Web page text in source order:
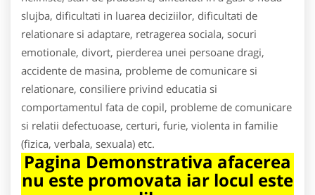
slujba, dificultati in luarea deciziilor, dificultati de
relationare si adaptare, retragerea sociala, socuri
emotionale, divort, pierderea unei persoane dragi,
accidente de masina, probleme de comunicare si
relationare, consiliere privind educatia si
comportamentul fata de copil, probleme de comunicare
si relatii defectuoase, certuri, furie, violenta in familie
(fizica, verbala, sexuala) etc.
Pagina Demonstrativa afacerea
nu este promovata iar locul este